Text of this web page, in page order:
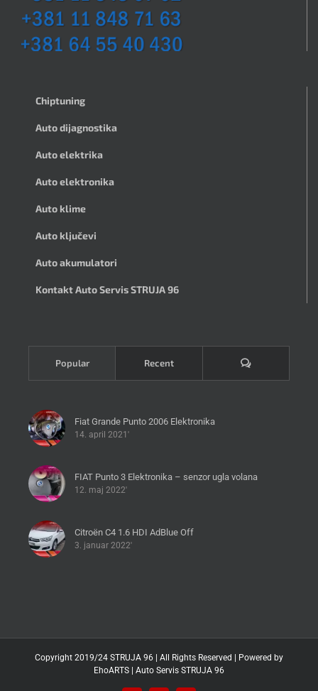
Chiptuning
Auto dijagnostika
Auto elektrika
Auto elektronika
Auto klime
Auto ključevi
Auto akumulatori
Kontakt Auto Servis STRUJA 96
Popular Recent Komentari
Fiat Grande Punto 2006 Elektronika
14. april 2021'
FIAT Punto 3 Elektronika – senzor ugla volana
12. maj 2022'
Citroën C4 1.6 HDI AdBlue Off
3. januar 2022'
Copyright 2019/24 STRUJA 96 | All Rights Reserved | Powered by
EhoARTS
Auto Servis STRUJA 96